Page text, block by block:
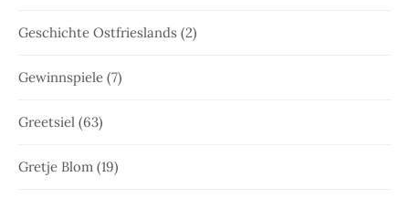
Geschichte Ostfrieslands (2)
Gewinnspiele (7)
Greetsiel (63)
Gretje Blom (19)